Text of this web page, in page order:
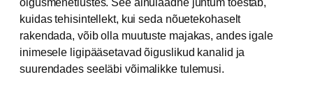
kuidas tehisintellekt, kui seda nõuetekohaselt
rakendada, võib olla muutuste majakas, andes igale
inimesele ligipääsetavad õiguslikud kanalid ja
suurendades seeläbi võimalikke tulemusi.